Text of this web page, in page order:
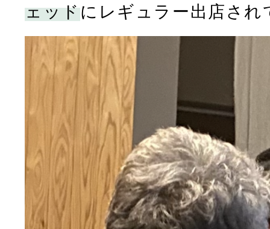
ェッドにレギュラー出店され